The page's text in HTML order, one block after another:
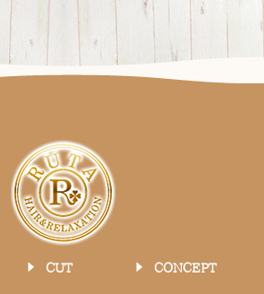
CUT CONCEPT